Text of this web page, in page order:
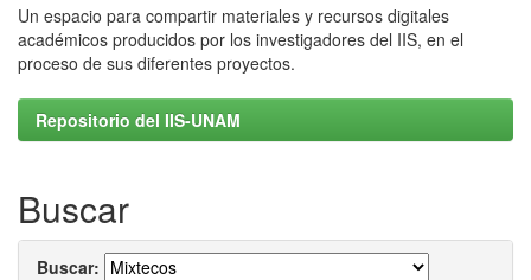
Un espacio para compartir materiales y recursos digitales
académicos producidos por los investigadores del IIS, en el
proceso de sus diferentes proyectos.
Repositorio del IIS-UNAM
Buscar
Buscar: